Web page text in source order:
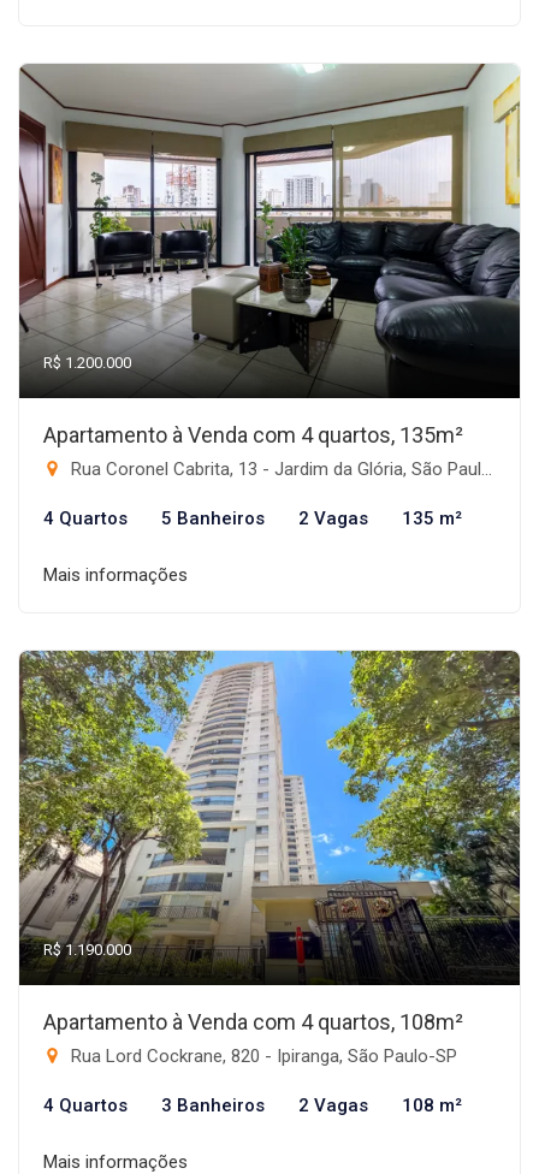
R$ 1.200.000
Apartamento à Venda com 4 quartos, 135m²
Rua Coronel Cabrita, 13 - Jardim da Glória, São Paulo-SP
4 Quartos 5 Banheiros 2 Vagas 135 m²
Mais informações
R$ 1.190.000
Apartamento à Venda com 4 quartos, 108m²
Rua Lord Cockrane, 820 - Ipiranga, São Paulo-SP
4 Quartos 3 Banheiros 2 Vagas 108 m²
Mais informações